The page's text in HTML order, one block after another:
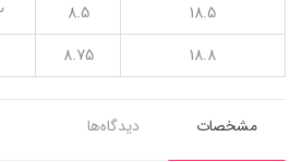
18.5
8.5
18.8
8.75
مشخصات دیدگاه‌ها